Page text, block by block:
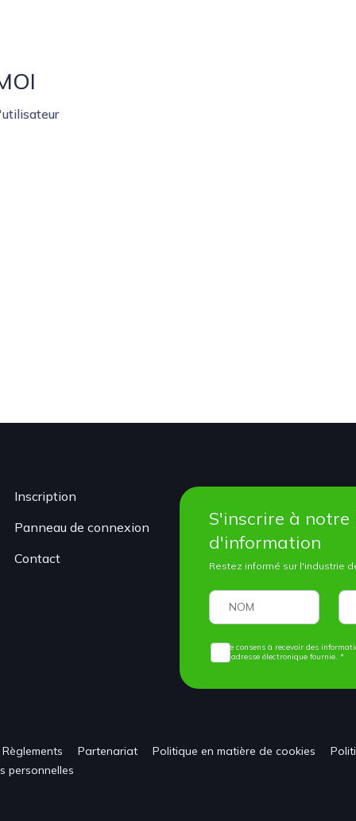
Inscription
Panneau de connexion
Contact
S'inscrire à
d'information
Restez informé sur l'industrie
Je consens à recevoir des
l'adresse électronique fournie. *
Règlements Partenariat Politique en matière de cookies
personnelles